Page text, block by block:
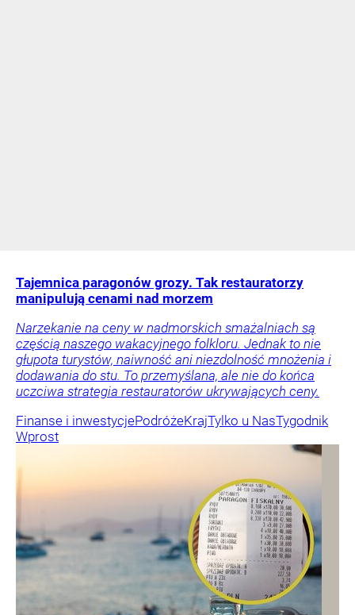
Tajemnica paragonów grozy. Tak restauratorzy
manipulują cenami nad morzem
Narzekanie na ceny w nadmorskich smażalniach są
częścią naszego wakacyjnego folkloru. Jednak to nie
głupota turystów, naiwność ani niezdolność mnożenia i
dodawania do stu. To przemyślana, ale nie do końca
uczciwa strategia restauratorów ukrywających ceny.
Finanse i inwestycjePodróżeKrajTylko u NasTygodnik
Wprost